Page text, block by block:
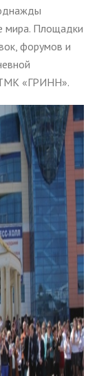
мира. Площадки
форумов и
ТМК «ГРИНН».